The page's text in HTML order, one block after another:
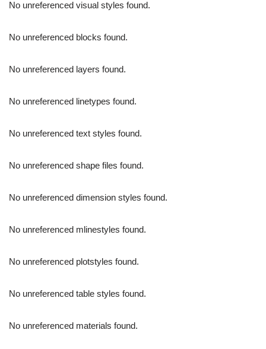
No unreferenced visual styles found.
No unreferenced blocks found.
No unreferenced layers found.
No unreferenced linetypes found.
No unreferenced text styles found.
No unreferenced shape files found.
No unreferenced dimension styles found.
No unreferenced mlinestyles found.
No unreferenced plotstyles found.
No unreferenced table styles found.
No unreferenced materials found.